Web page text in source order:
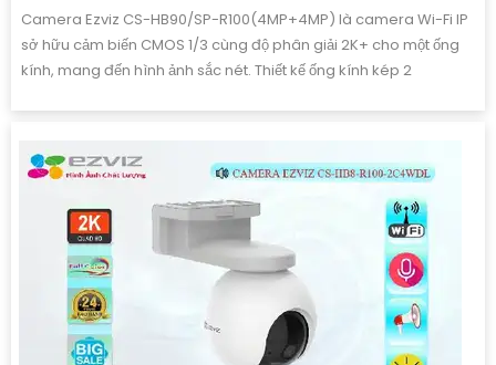
🎼️ Thiết Kế CameraPlastic.
️✨ Khả Năng :Thu Âm Và Loa.